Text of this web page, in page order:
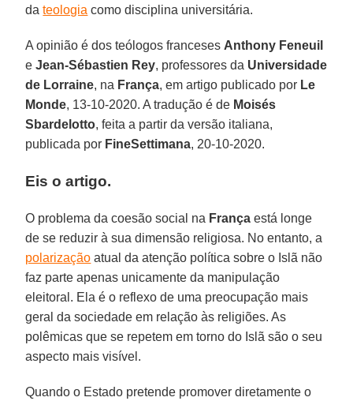
dateologia como disciplina universitária.
A opinião é dos teólogos franceses Anthony Feneuil
eJean-Sébastien Rey, professores da Universidade
de Lorraine, na França, em artigo publicado por Le
Monde, 13-10-2020. A tradução é de Moisés
Sbardelotto, feita a partir da versão italiana,
publicada por FineSettimana, 20-10-2020.
Eis o artigo.
O problema da coesão social na França está longe
de se reduzir à sua dimensão religiosa. No entanto, a
polarização atual da atenção política sobre o Islã não
faz parte apenas unicamente da manipulação
eleitoral. Ela é o reflexo de uma preocupação mais
geral da sociedade em relação às religiões. As
polêmicas que se repetem em torno do Islã são o seu
aspecto mais visível.
Quando o Estado pretende promover diretamente o